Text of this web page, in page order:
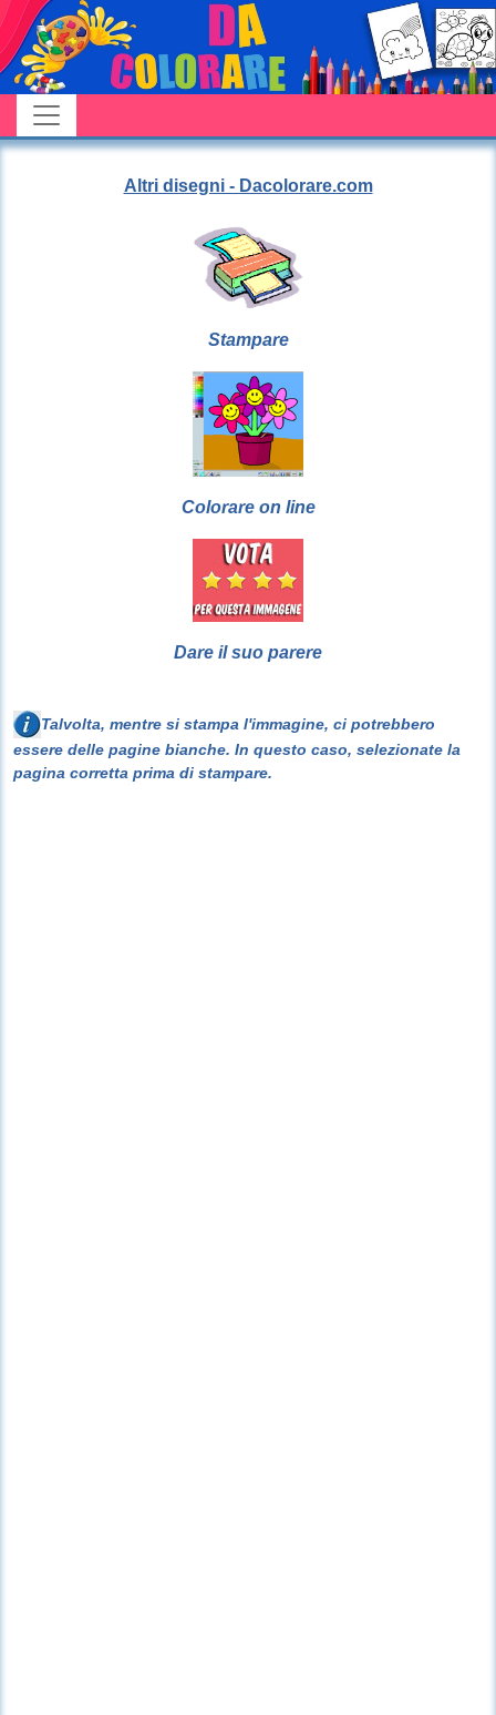
Altri disegni - Dacolorare.com
Stampare
Colorare on line
Dare il suo parere
Talvolta, mentre si stampa l'immagine, ci potrebbero
essere delle pagine bianche. In questo caso, selezionate la
pagina corretta prima di stampare.